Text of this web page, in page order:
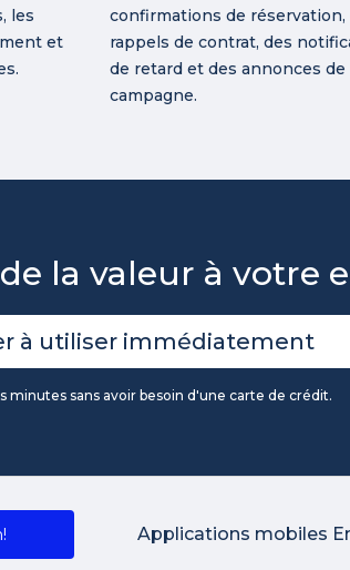
les
et
confirmations de réservation,
rappels de contrat, des
de retard et des annonces de
campagne.
la valeur à votre
à utiliser immédiatement
minutes sans avoir besoin d'une carte de crédit.
Applications mobiles